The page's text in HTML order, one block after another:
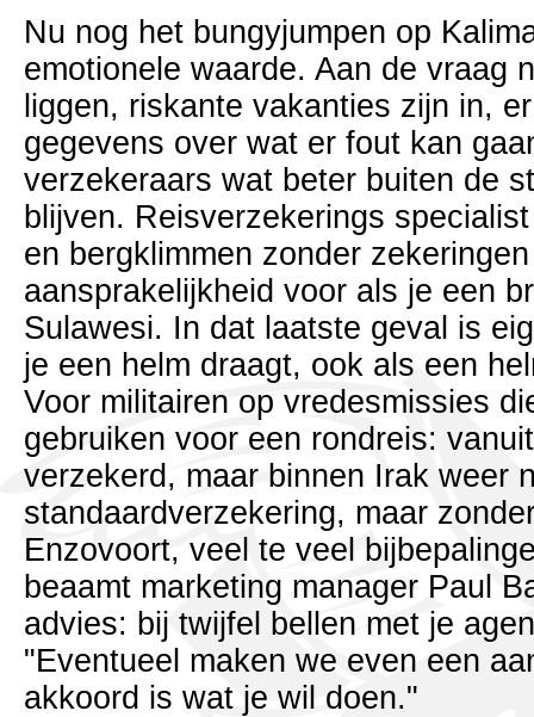
Nu nog het bungyjumpen op
emotionele waarde. Aan de vraag
liggen, riskante vakanties zijn in,
gegevens over wat er fout kan
verzekeraars wat beter buiten de
blijven. Reisverzekerings
en bergklimmen zonder
aansprakelijkheid voor als je een
Sulawesi. In dat laatste geval is
je een helm draagt, ook als een
Voor militairen op vredesmissies
gebruiken voor een rondreis:
verzekerd, maar binnen Irak weer
standaardverzekering, maar
Enzovoort, veel te veel
beaamt marketing manager Paul
advies: bij twijfel bellen met je
"Eventueel maken we even een
akkoord is wat je wil doen."